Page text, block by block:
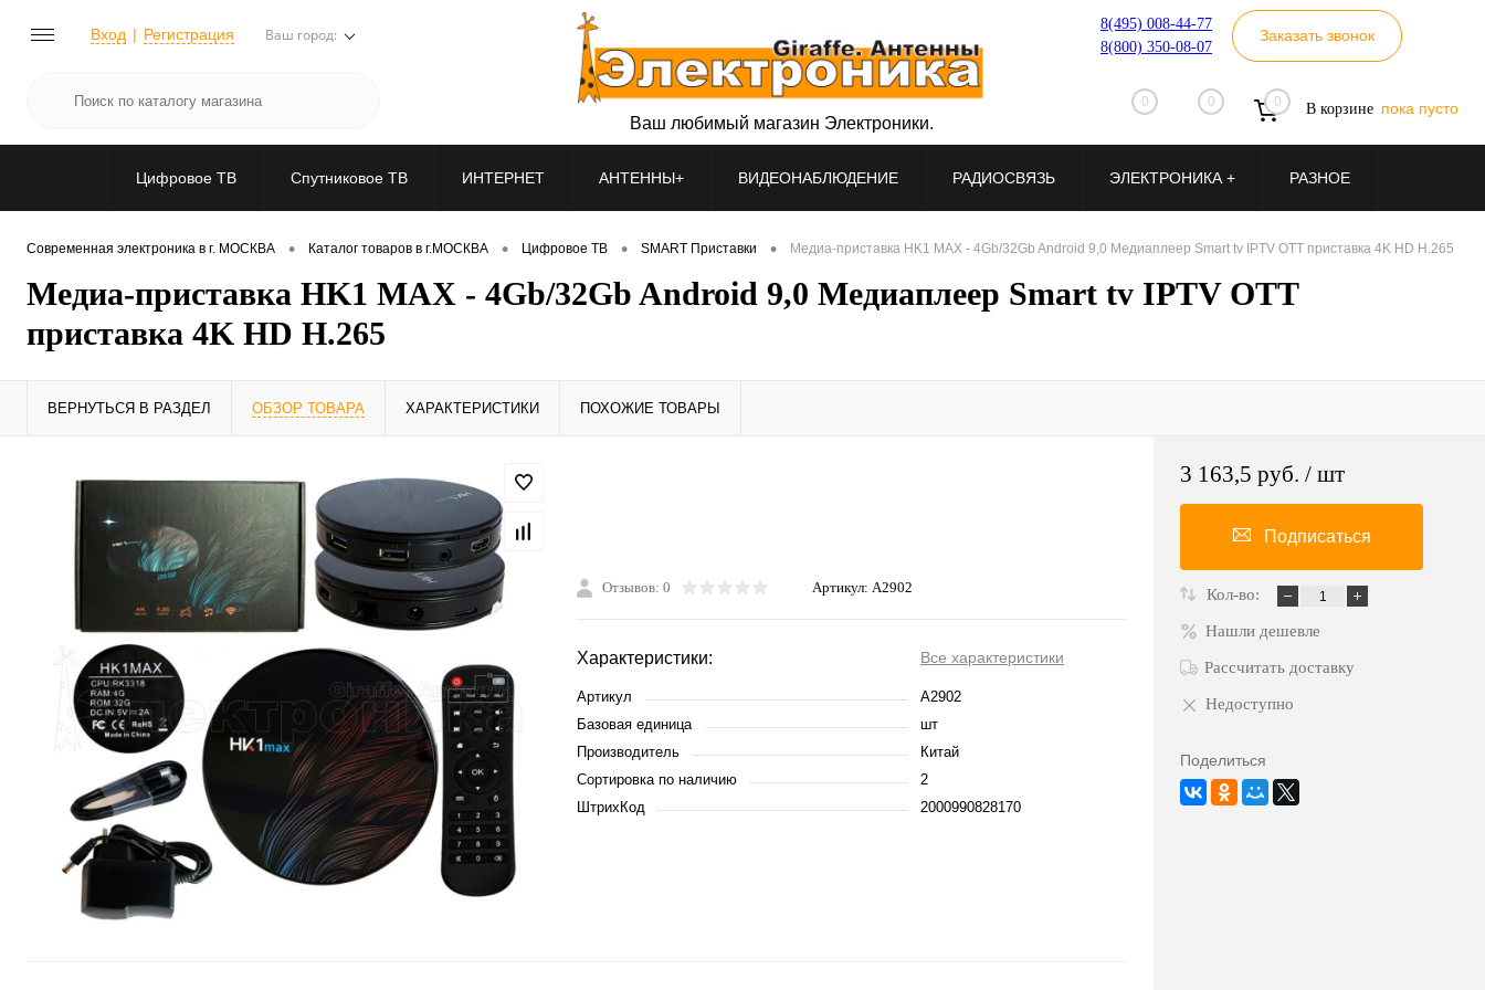
Вход Регистрация Ваш город:
8(495) 008-44-77
8(800) 350-08-07
Заказать звонок
0 0 0 В корзине пока пусто
Ваш любимый магазин Электроники.
Цифровое ТВ Спутниковое ТВ ИНТЕРНЕТ АНТЕННЫ+ ВИДЕОНАБЛЮДЕНИЕ РАДИОСВЯЗЬ ЭЛЕКТРОНИКА + РАЗНОЕ
Современная электроника в г. МОСКВА • Каталог товаров в г.МОСКВА • Цифровое ТВ • SMART Приставки • Медиа-приставка HK1 MAX - 4Gb/32Gb Android 9,0 Медиаплеер Smart tv IPTV OTT приставка 4K HD H.265
Медиа-приставка HK1 MAX - 4Gb/32Gb Android 9,0 Медиаплеер Smart tv IPTV OTT
приставка 4K HD H.265
ВЕРНУТЬСЯ В РАЗДЕЛ ОБЗОР ТОВАРА ХАРАКТЕРИСТИКИ ПОХОЖИЕ ТОВАРЫ
Отзывов: 0 Артикул: A2902
Характеристики: Все характеристики
Артикул
A2902
Базовая единица
шт
Производитель
Китай
Сортировка по наличию
2
ШтрихКод
2000990828170
3 163,5 руб. / шт
Подписаться
Кол-во:
Нашли дешевле
Рассчитать доставку
Недоступно
Поделиться